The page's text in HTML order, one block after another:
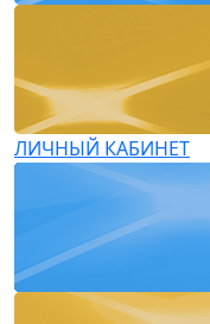
ЛИЧНЫЙ КАБИНЕТ